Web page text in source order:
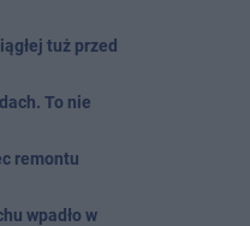
tuż przed
To nie
remontu
wpadło w